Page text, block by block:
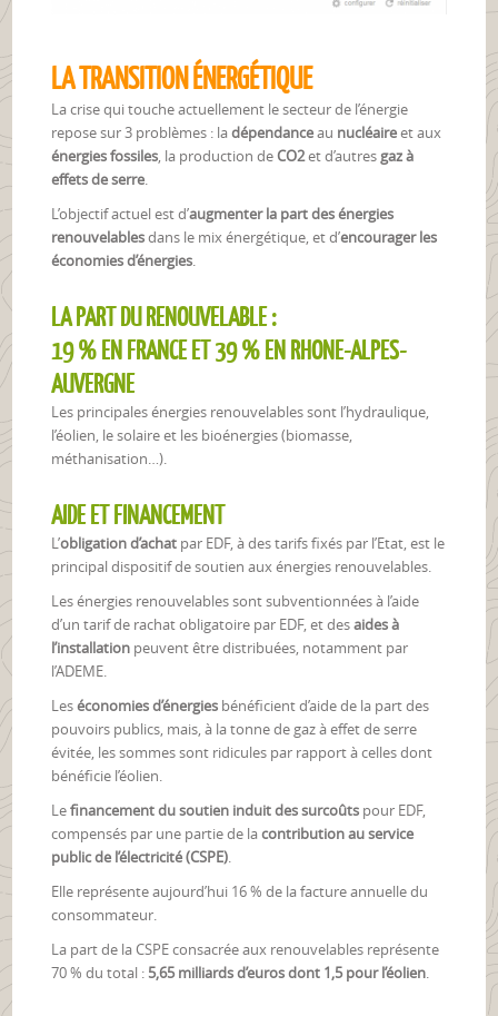
LA TRANSITION ÉNERGÉTIQUE
La crise qui touche actuellement le secteur de l’énergie
repose sur 3 problèmes : ladépendanceau nucléaireet aux
énergies fossiles, la production deCO2et d’autres gaz à
effets de serre.
L’objectif actuel est d’augmenter la part des énergies
renouvelablesdans le mix énergétique, et d’encourager les
économies d’énergies.
LA PART DU RENOUVELABLE :
19 % EN FRANCE ET 39 % EN RHONE-ALPES-
AUVERGNE
Les principales énergies renouvelables sont l’hydraulique,
l’éolien, le solaire et les bioénergies (biomasse,
méthanisation…).
AIDE ET FINANCEMENT
L’obligation d’achat par EDF, à des tarifs fixés par l’Etat, est le
principal dispositif de soutien aux énergies renouvelables.
Les énergies renouvelables sont subventionnées à l’aide
d’un tarif de rachat obligatoire par EDF, et desaides à
l’installation peuvent être distribuées, notamment par
l’ADEME.
Leséconomies d’énergies bénéficient d’aide de la part des
pouvoirs publics, mais, à la tonne de gaz à effet de serre
évitée, les sommes sont ridicules par rapport à celles dont
bénéficie l’éolien.
Lefinancement du soutien induit des surcoûts pour EDF,
compensés par une partie de lacontribution au service
public de l’électricité (CSPE).
Elle représente aujourd’hui 16 % de la facture annuelle du
consommateur.
La part de la CSPE consacrée aux renouvelables représente
70 % du total : 5,65 milliards d’euros dont 1,5 pour l’éolien.